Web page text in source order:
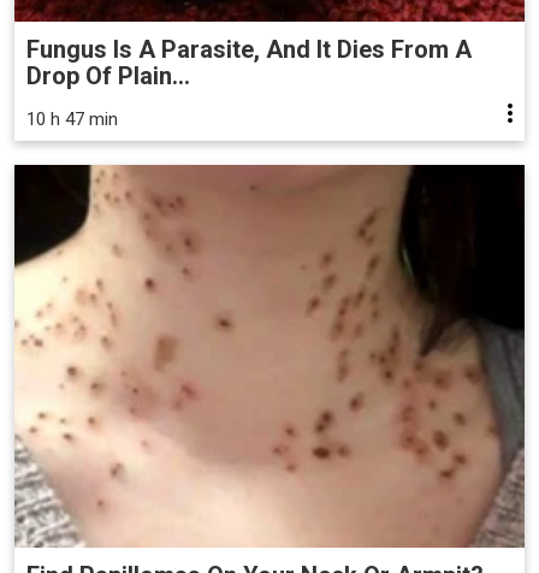
Fungus Is A Parasite, And It Dies From A
Drop Of Plain...
10 h 47 min